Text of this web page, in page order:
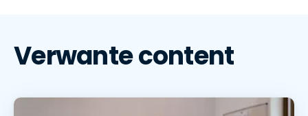
Verwante content